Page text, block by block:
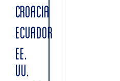
CROACIA
ECUADOR
EE.
UU.